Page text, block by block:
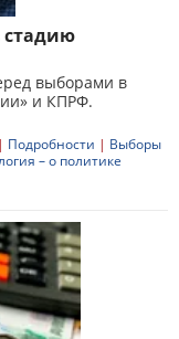
стадию
выборами в
и КПРФ.
| Подробности | Выборы
– о политике